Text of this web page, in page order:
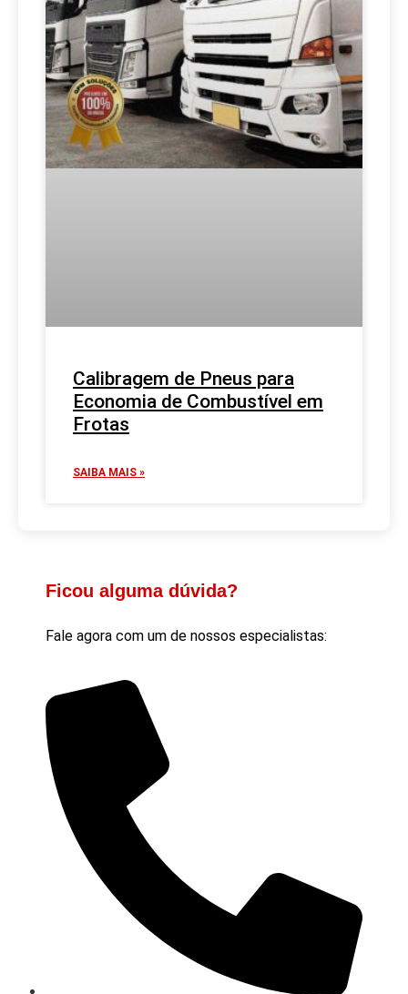
Calibragem de Pneus para
Economia de Combustível em
Frotas
SAIBA MAIS »
Ficou alguma dúvida?
Fale agora com um de nossos especialistas: